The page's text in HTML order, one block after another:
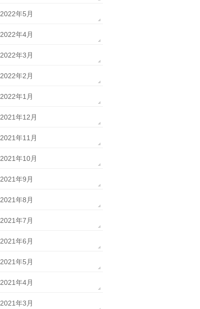
2022年5月
2022年4月
2022年3月
2022年2月
2022年1月
2021年12月
2021年11月
2021年10月
2021年9月
2021年8月
2021年7月
2021年6月
2021年5月
2021年4月
2021年3月